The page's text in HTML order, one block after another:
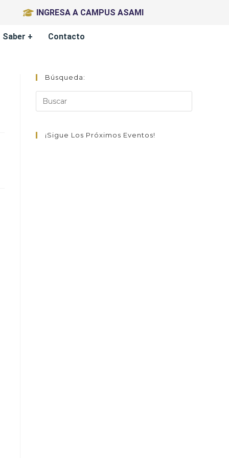
INGRESA A CAMPUS ASAMI
Saber + Contacto
Búsqueda:
¡Sigue Los Próximos Eventos!